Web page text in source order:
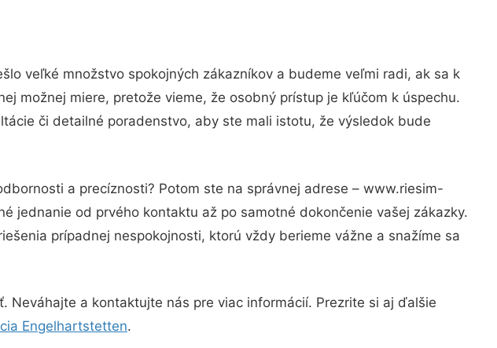
veľké množstvo spokojných zákazníkov a budeme veľmi radi, ak sa k
možnej miere, pretože vieme, že osobný prístup je kľúčom k úspechu.
či detailné poradenstvo, aby ste mali istotu, že výsledok bude
a precíznosti? Potom ste na správnej adrese – www.riesim-
jednanie od prvého kontaktu až po samotné dokončenie vašej zákazky.
prípadnej nespokojnosti, ktorú vždy berieme vážne a snažíme sa
Neváhajte a kontaktujte nás pre viac informácií. Prezrite si aj ďalšie
Engelhartstetten.